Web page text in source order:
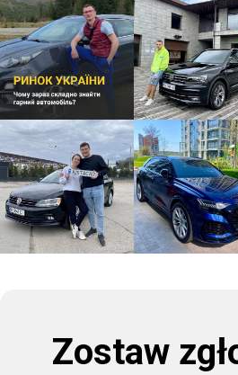
Zostaw